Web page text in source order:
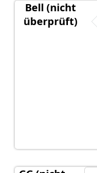
Bell (nicht
überprüft)